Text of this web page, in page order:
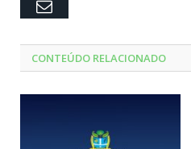
Email
CONTEÚDO RELACIONADO